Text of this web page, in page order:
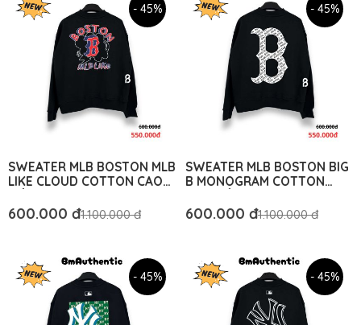
- 45%
SWEATER MLB BOSTON MLB
LIKE CLOUD COTTON CAO
AUTHENTIC
600.000 đ1.100.000 đ
- 45%
SWEATER MLB BOSTON BIG
B MONOGRAM COTTON
AUTHENTIC
600.000 đ1.100.000 đ
- 45% - 45%